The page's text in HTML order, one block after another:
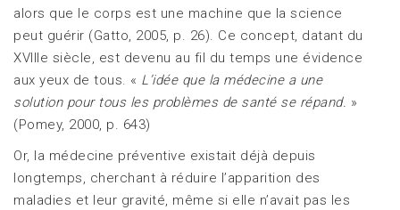
alors que le corps est une machine que la science
peut guérir (Gatto, 2005, p. 26). Ce concept, datant du
XVIIIe siècle, est devenu au fil du temps une évidence
aux yeux de tous. « L’idée que la médecine a une
solution pour tous les problèmes de santé se répand. »
(Pomey, 2000, p. 643)
Or, la médecine préventive existait déjà depuis
longtemps, cherchant à réduire l’apparition des
maladies et leur gravité, même si elle n’avait pas les